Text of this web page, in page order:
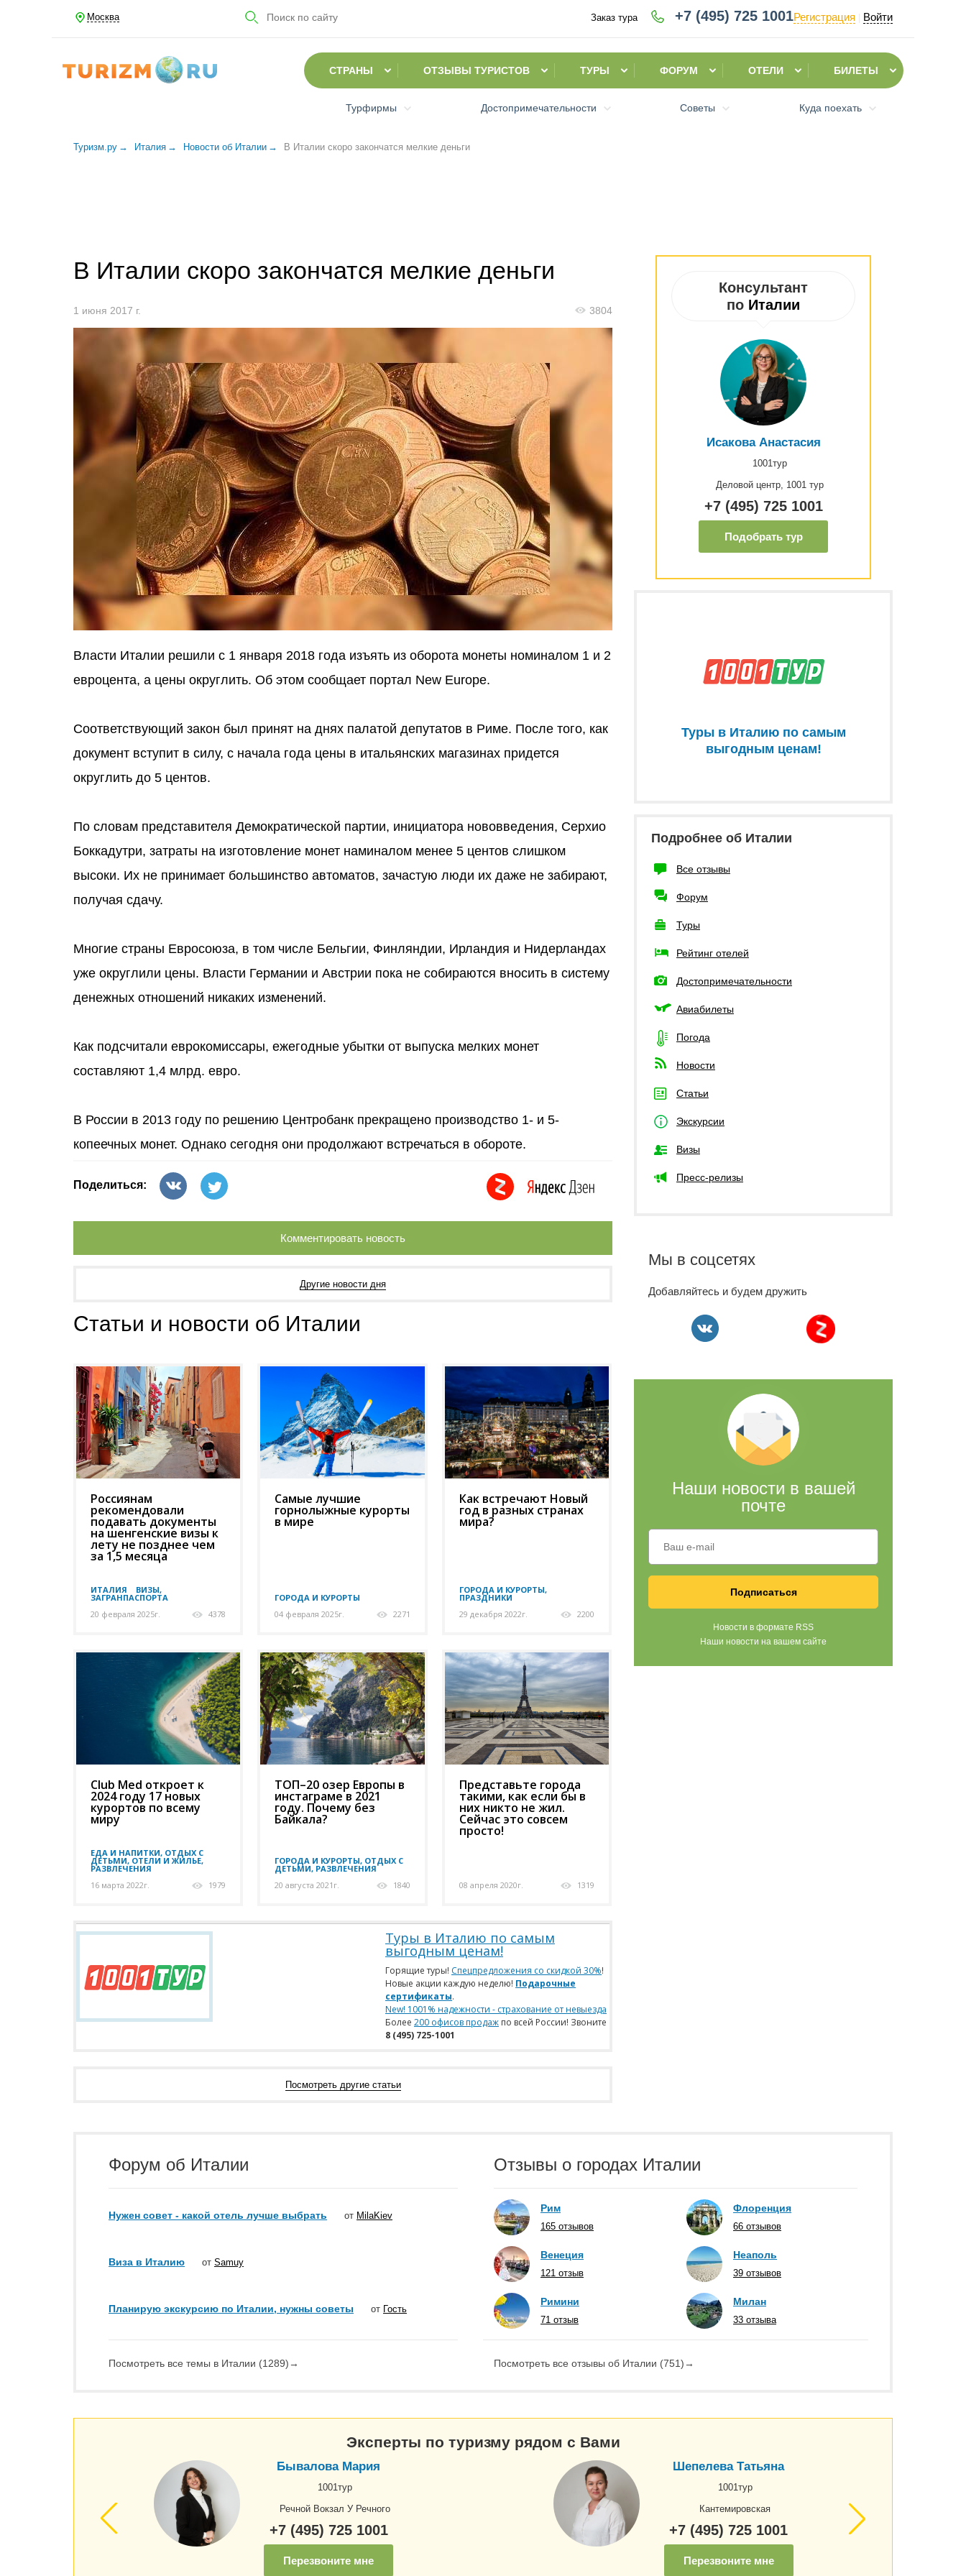
Москва Заказ тура +7 (495) 725 1001Регистрация Войти
СТРАНЫ ОТЗЫВЫ ТУРИСТОВ ТУРЫ ФОРУМ ОТЕЛИ БИЛЕТЫ
Турфирмы Достопримечательности Советы Куда поехать
Туризм.ру Италия Новости об Италии В Италии скоро закончатся мелкие деньги
В Италии скоро закончатся мелкие деньги
1 июня 2017 г. 3804
Власти Италии решили с 1 января 2018 года изъять из оборота монеты номиналом 1 и 2
евроцента, а цены округлить. Об этом сообщает портал New Europe.
Соответствующий закон был принят на днях палатой депутатов в Риме. После того, как
документ вступит в силу, с начала года цены в итальянских магазинах придется
округлить до 5 центов.
По словам представителя Демократической партии, инициатора нововведения, Серхио
Боккадутри, затраты на изготовление монет наминалом менее 5 центов слишком
высоки. Их не принимает большинство автоматов, зачастую люди их даже не забирают,
получая сдачу.
Многие страны Евросоюза, в том числе Бельгии, Финляндии, Ирландия и Нидерландах
уже округлили цены. Власти Германии и Австрии пока не собираются вносить в систему
денежных отношений никаких изменений.
Как подсчитали еврокомиссары, ежегодные убытки от выпуска мелких монет
составляют 1,4 млрд. евро.
В России в 2013 году по решению Центробанк прекращено производство 1- и 5-
копеечных монет. Однако сегодня они продолжают встречаться в обороте.
Поделиться:
Комментировать новость
Другие новости дня
Статьи и новости об Италии
Россиянам
рекомендовали
подавать документы
на шенгенские визы к
лету не позднее чем
за 1,5 месяца
ИТАЛИЯ ВИЗЫ,
ЗАГРАНПАСПОРТА
20 февраля 2025г.
4378
Самые лучшие
горнолыжные курорты
в мире
ГОРОДА И КУРОРТЫ
04 февраля 2025г.
2271
Как встречают Новый
год в разных странах
мира?
ГОРОДА И КУРОРТЫ,
ПРАЗДНИКИ
29 декабря 2022г.
2200
Club Med откроет к
2024 году 17 новых
курортов по всему
миру
ЕДА И НАПИТКИ, ОТДЫХ С
ДЕТЬМИ, ОТЕЛИ И ЖИЛЬЕ,
РАЗВЛЕЧЕНИЯ
16 марта 2022г.
1979
ТОП–20 озер Европы в
инстаграме в 2021
году. Почему без
Байкала?
ГОРОДА И КУРОРТЫ, ОТДЫХ С
ДЕТЬМИ, РАЗВЛЕЧЕНИЯ
20 августа 2021г.
1840
Представьте города
такими, как если бы в
них никто не жил.
Сейчас это совсем
просто!
08 апреля 2020г. 1319
Туры в Италию по самым
выгодным ценам!
Горящие туры! Спецпредложения со скидкой 30%!
Новые акции каждую неделю! Подарочные
сертификаты.
New! 1001% надежности - страхование от невыезда
Более 200 офисов продаж по всей России! Звоните
8 (495) 725-1001
Посмотреть другие статьи
Консультант
по Италии
Исакова Анастасия
1001тур
Деловой центр, 1001 тур
+7 (495) 725 1001
Подобрать тур
Туры в Италию по самым
выгодным ценам!
Подробнее об Италии
Все отзывы
Форум
Туры
Рейтинг отелей
Достопримечательности
Авиабилеты
Погода
Новости
Статьи
Экскурсии
Визы
Пресс-релизы
Мы в соцсетях
Добавляйтесь и будем дружить
Наши новости в вашей
почте
Подписаться
Новости в формате RSS
Наши новости на вашем сайте
Форум об Италии
Нужен совет - какой отель лучше выбрать от MilaKiev
Виза в Италию от Samuy
Планирую экскурсию по Италии, нужны советы от Гость
Посмотреть все темы в Италии (1289)→
Отзывы о городах Италии
Рим
165 отзывов
Венеция
121 отзыв
Римини
71 отзыв
Флоренция
66 отзывов
Неаполь
39 отзывов
Милан
33 отзыва
Посмотреть все отзывы об Италии (751)→
Эксперты по туризму рядом с Вами
Бывалова Мария
1001тур
Речной Вокзал У Речного
+7 (495) 725 1001
Перезвоните мне
Шепелева Татьяна
1001тур
Кантемировская
+7 (495) 725 1001
Перезвоните мне